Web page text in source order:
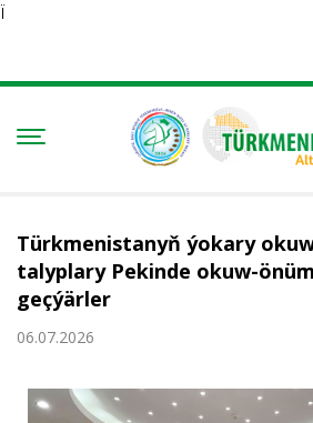
Ï
Türkmenistanyň ýokary
talyplary Pekinde okuw-
geçýärler
06.07.2026